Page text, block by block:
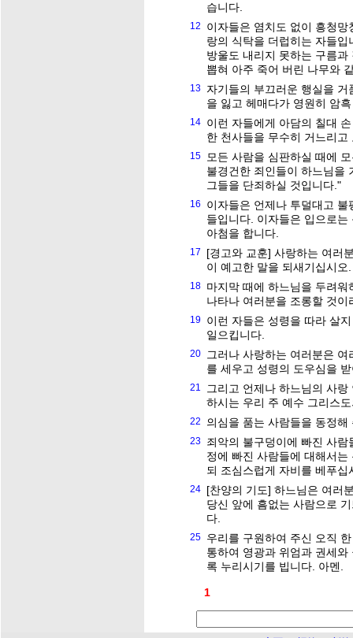
습니다.
12
이자들은 염치도 없이 흥청
랑의 식탁을 더럽히는 자들
방울도 내리지 못하는 구름
뽑혀 아주 죽어 버린 나무와
13 자기들의 부끄러운 행실을
을 잃고 헤매다가 영원히 암
14 이런 자들에게 아담의 칠대
한 천사들을 무수히 거느리고
15
모든 사람을 심판하실 때에
불경건한 죄인들이 하느님을
그들을 단죄하실 것입니다."
16
이자들은 언제나 투덜대고
들입니다. 이자들은 입으로
아첨을 합니다.
17
[경고와 교훈] 사랑하는 여러
이 예고한 말을 되새기십시오.
18 마지막 때에 하느님을 두려
나타나 여러분을 조롱할 것
19 이런 자들은 성령을 따라 살
일으킵니다.
20
그러나 사랑하는 여러분은
를 세우고 성령의 도우심을
21
그리고 언제나 하느님의 사
하시는 우리 주 예수 그리스
22 의심을 품는 사람들을 동정해
23 죄악의 불구덩이에 빠진 사
정에 빠진 사람들에 대해서
되 조심스럽게 자비를 베푸십
24 [찬양의 기도] 하느님은 여러
당신 앞에 흠없는 사람으로
다.
25 우리를 구원하여 주신 오직
통하여 영광과 위엄과 권세
록 누리시기를 빕니다. 아멘.
1